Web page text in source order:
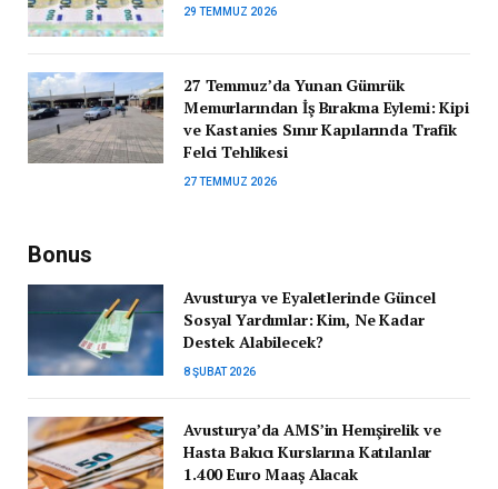
29 TEMMUZ 2026
27 Temmuz’da Yunan Gümrük
Memurlarından İş Bırakma Eylemi: Kipi
ve Kastanies Sınır Kapılarında Trafik
Felci Tehlikesi
27 TEMMUZ 2026
Bonus
Avusturya ve Eyaletlerinde Güncel
Sosyal Yardımlar: Kim, Ne Kadar
Destek Alabilecek?
8 ŞUBAT 2026
Avusturya’da AMS’in Hemşirelik ve
Hasta Bakıcı Kurslarına Katılanlar
1.400 Euro Maaş Alacak